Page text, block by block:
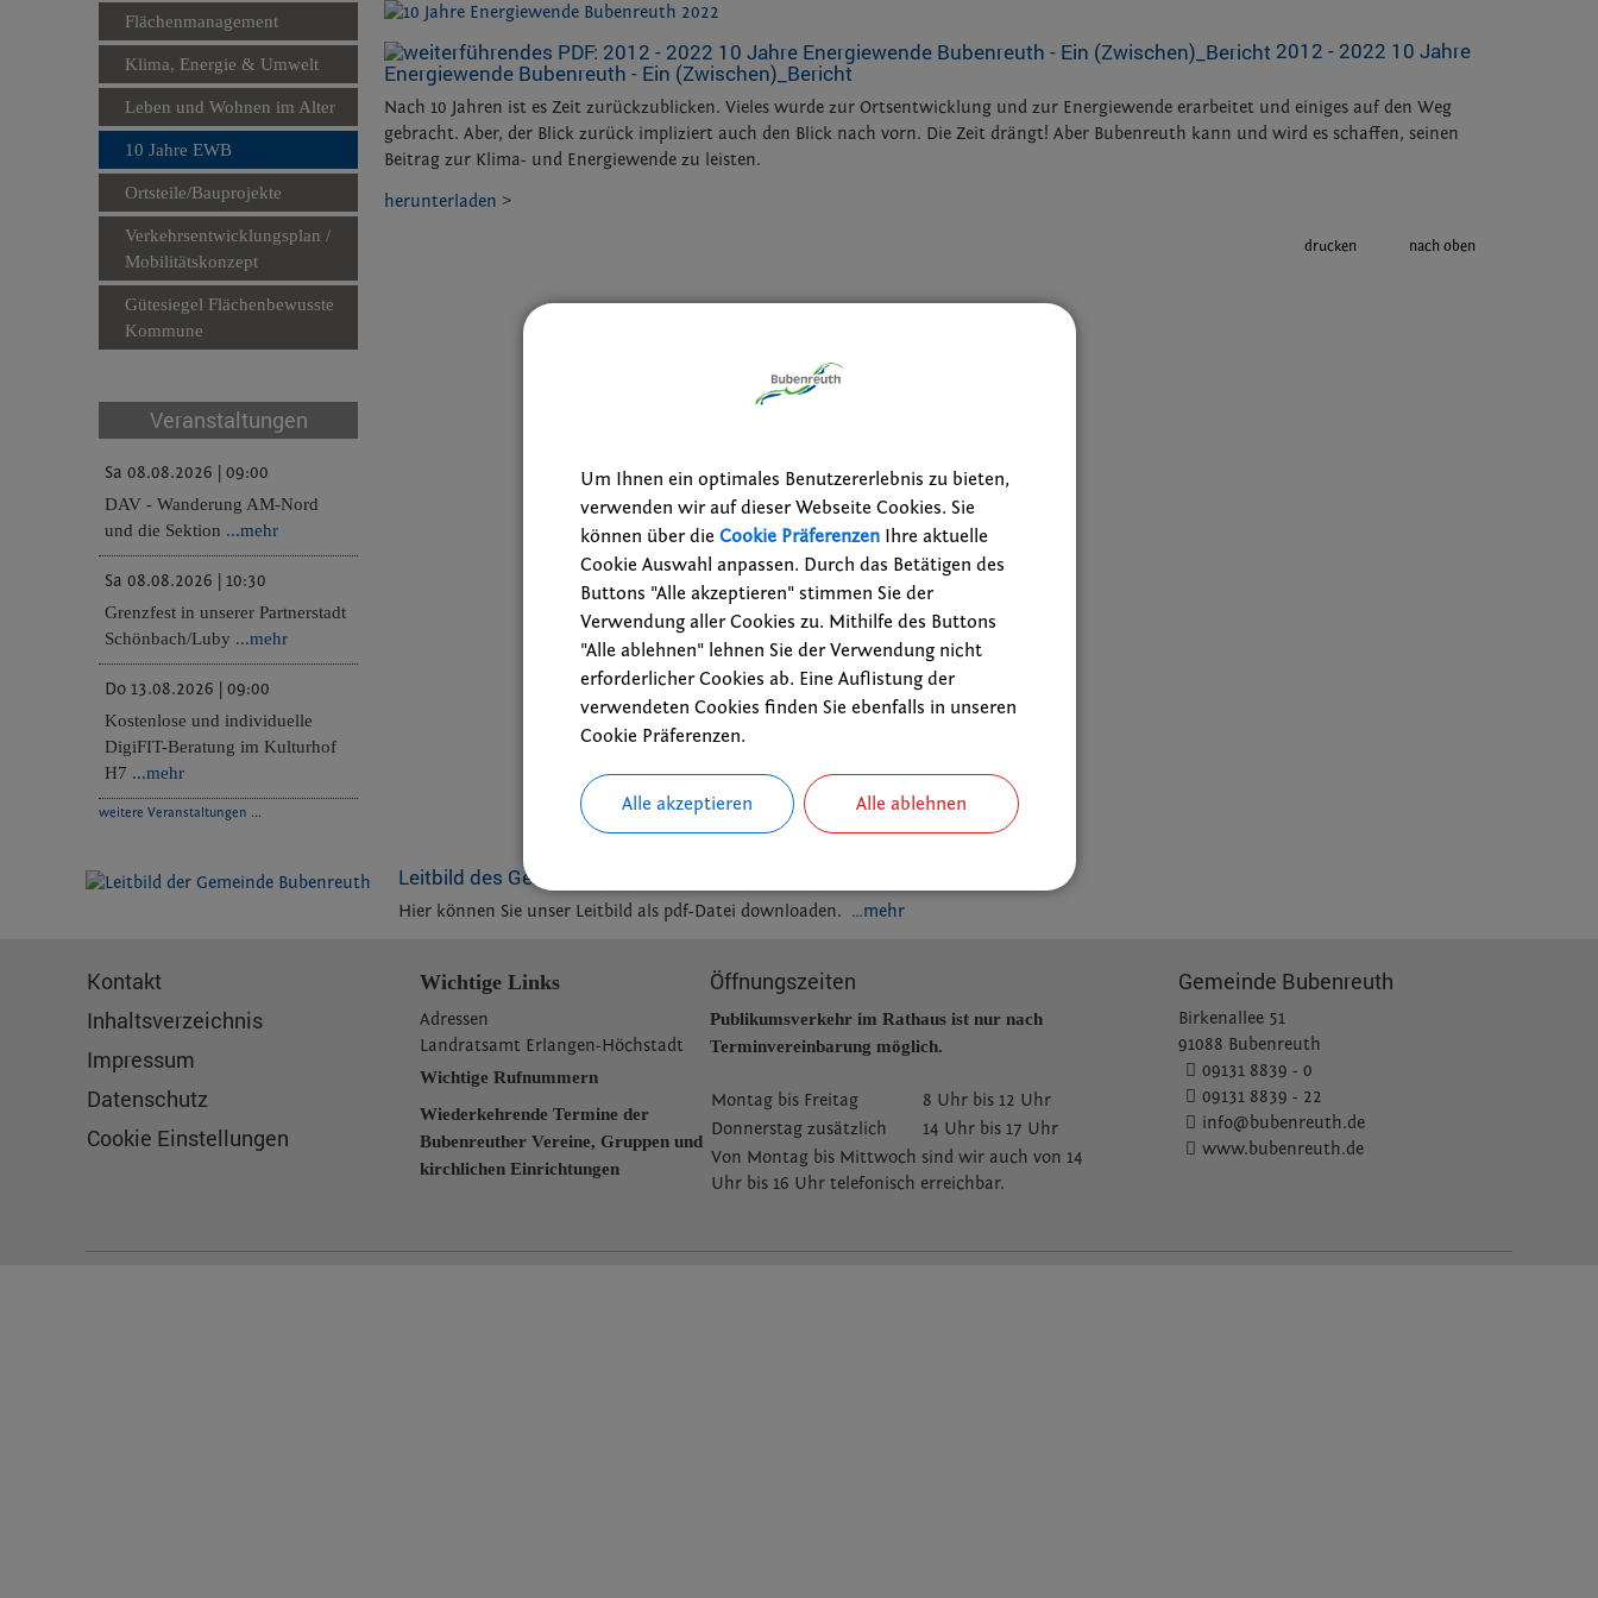
Flächenmanagement
Klima, Energie & Umwelt
Leben und Wohnen im Alter
10 Jahre EWB
Ortsteile/Bauprojekte
Verkehrsentwicklungsplan /
Mobilitätskonzept
Gütesiegel Flächenbewusste
Kommune
Veranstaltungen
Sa 08.08.2026 | 09:00
DAV - Wanderung AM-Nord
und die Sektion ...mehr
Sa 08.08.2026 | 10:30
Grenzfest in unserer Partnerstadt
Schönbach/Luby ...mehr
Do 13.08.2026 | 09:00
Kostenlose und individuelle
DigiFIT-Beratung im Kulturhof
H7 ...mehr
weitere Veranstaltungen ...
2012 - 2022 10 Jahre
Energiewende Bubenreuth - Ein (Zwischen)_Bericht
Nach 10 Jahren ist es Zeit zurückzublicken. Vieles wurde zur Ortsentwicklung und zur Energiewende erarbeitet und einiges auf den Weg
gebracht. Aber, der Blick zurück impliziert auch den Blick nach vorn. Die Zeit drängt! Aber Bubenreuth kann und wird es schaffen, seinen
Beitrag zur Klima- und Energiewende zu leisten.
herunterladen >
drucken nach oben
Leitbild des Gemeinderats
Hier können Sie unser Leitbild als pdf-Datei downloaden. …mehr
Kontakt
Inhaltsverzeichnis
Impressum
Datenschutz
Cookie Einstellungen
Wichtige Links
Adressen
Landratsamt Erlangen-Höchstadt
Wichtige Rufnummern
Wiederkehrende Termine der
Bubenreuther Vereine, Gruppen und
kirchlichen Einrichtungen
Öffnungszeiten
Publikumsverkehr im Rathaus ist nur nach
Terminvereinbarung möglich.
Montag bis Freitag
8 Uhr bis 12 Uhr
Donnerstag zusätzlich
14 Uhr bis 17 Uhr
Von Montag bis Mittwoch sind wir auch von 14
Uhr bis 16 Uhr telefonisch erreichbar.
Gemeinde Bubenreuth
Birkenallee 51
91088 Bubenreuth
09131 8839 - 0
09131 8839 - 22
info@bubenreuth.de
www.bubenreuth.de
Um Ihnen ein optimales Benutzererlebnis zu bieten,
verwenden wir auf dieser Webseite Cookies. Sie
können über die Cookie PräferenzenIhre aktuelle
Cookie Auswahl anpassen. Durch das Betätigen des
Buttons "Alle akzeptieren" stimmen Sie der
Verwendung aller Cookies zu. Mithilfe des Buttons
"Alle ablehnen" lehnen Sie der Verwendung nicht
erforderlicher Cookies ab. Eine Auflistung der
verwendeten Cookies finden Sie ebenfalls in unseren
Cookie Präferenzen.
Alle akzeptieren Alle ablehnen